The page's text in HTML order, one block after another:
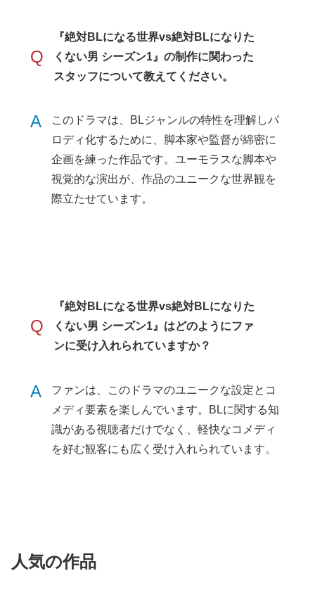
Q
『絶対BLになる世界vs絶対BLになりた
くない男 シーズン1』の制作に関わった
スタッフについて教えてください。
A
このドラマは、BLジャンルの特性を理解しパ
ロディ化するために、脚本家や監督が綿密に
企画を練った作品です。ユーモラスな脚本や
視覚的な演出が、作品のユニークな世界観を
際立たせています。
Q
『絶対BLになる世界vs絶対BLになりた
くない男 シーズン1』はどのようにファ
ンに受け入れられていますか？
A
ファンは、このドラマのユニークな設定とコ
メディ要素を楽しんでいます。BLに関する知
識がある視聴者だけでなく、軽快なコメディ
を好む観客にも広く受け入れられています。
人気の作品